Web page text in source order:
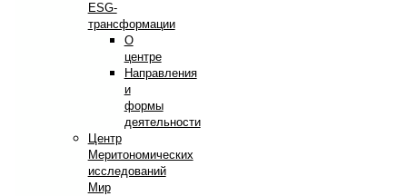
ESG-
трансформации
О
центре
Направления
и
формы
деятельности
Центр
Меритономических
исследований
Мир